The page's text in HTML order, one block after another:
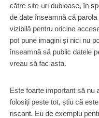
către site-uri dubioase, în
de date înseamnă că
vizibilă pentru oricine
pot pune imagini și nici nu
înseamnă să public datele
vreau să fac asta.
Este foarte important să nu
folosiți peste tot, știu că
riscant. Eu de exemplu